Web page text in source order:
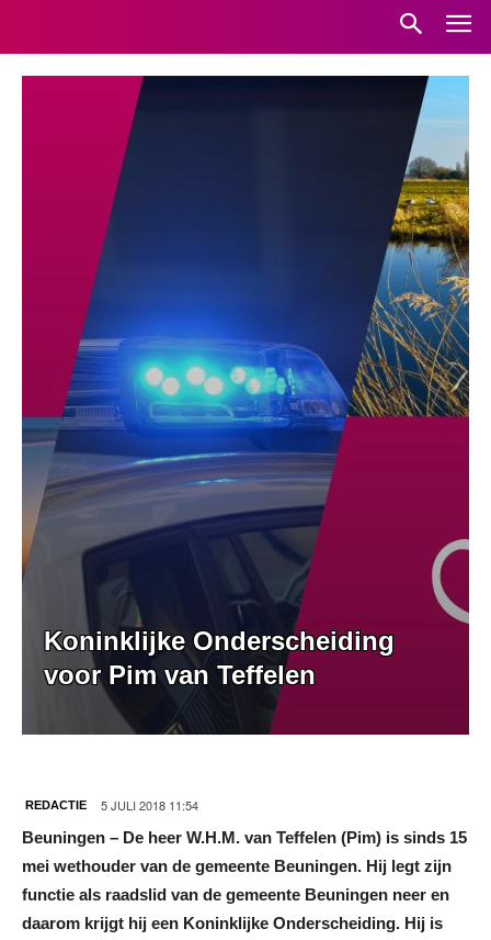
Koninklijke Onderscheiding
voor Pim van Teffelen
REDACTIE 5 JULI 2018 11:54
Beuningen – De heer W.H.M. van Teffelen (Pim) is sinds 15
mei wethouder van de gemeente Beuningen. Hij legt zijn
functie als raadslid van de gemeente Beuningen neer en
daarom krijgt hij een Koninklijke Onderscheiding. Hij is